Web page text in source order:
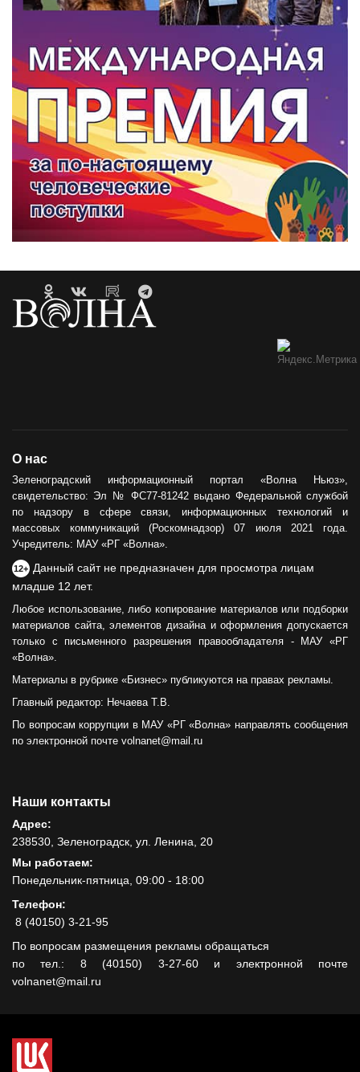
О нас
Зеленоградский информационный портал «Волна Ньюз»,
свидетельство: Эл № ФС77-81242 выдано Федеральной службой
по надзору в сфере связи, информационных технологий и
массовых коммуникаций (Роскомнадзор) 07 июля 2021 года.
Учредитель: МАУ «РГ «Волна».
12+ Данный сайт не предназначен для просмотра лицам
младше 12 лет.
Любое использование, либо копирование материалов или подборки
материалов сайта, элементов дизайна и оформления допускается
только с письменного разрешения правообладателя - МАУ «РГ
«Волна».
Материалы в рубрике «Бизнес» публикуются на правах рекламы.
Главный редактор: Нечаева Т.В.
По вопросам коррупции в МАУ «РГ «Волна» направлять сообщения
по электронной почте volnanet@mail.ru
Наши контакты
Адрес:
238530, Зеленоградск, ул. Ленина, 20
Мы работаем:
Понедельник-пятница, 09:00 - 18:00
Телефон:
8 (40150) 3-21-95
По вопросам размещения рекламы обращаться
по тел.: 8 (40150) 3-27-60 и электронной почте
volnanet@mail.ru